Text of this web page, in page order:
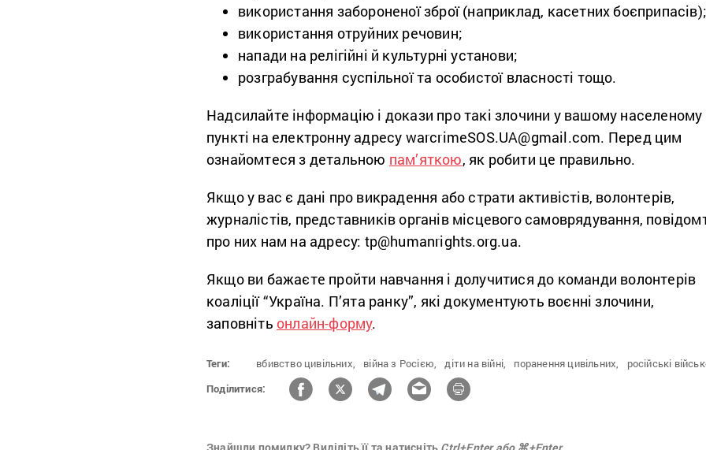
використання забороненої зброї (наприклад, касетних боєприпасів);
використання отруйних речовин;
напади на релігійні й культурні установи;
розграбування суспільної та особистої власності тощо.
Надсилайте інформацію і докази про такі злочини у вашому населеному
пункті на електронну адресу warcrimeSOS.UA@gmail.com. Перед цим
ознайомтеся з детальною пам’яткою, як робити це правильно.
Якщо у вас є дані про викрадення або страти активістів, волонтерів,
журналістів, представників органів місцевого самоврядування,
про них нам на адресу: tp@humanrights.org.ua.
Якщо ви бажаєте пройти навчання і долучитися до команди волонтерів
коаліції “Україна. П’ята ранку”, які документують воєнні злочини,
заповніть онлайн-форму.
Теги: вбивство цивільних, війна з Росією, діти на війні, поранення цивільних,
російські
Поділитися: